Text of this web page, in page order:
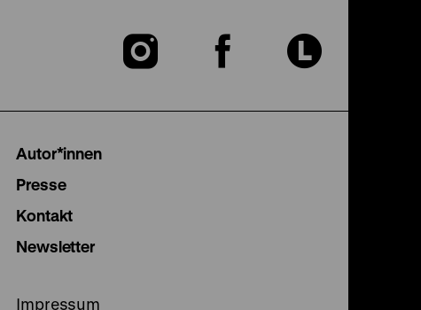
Zu
Zu
Zu
Autor*innen
Presse
Kontakt
Newsletter
Impressum